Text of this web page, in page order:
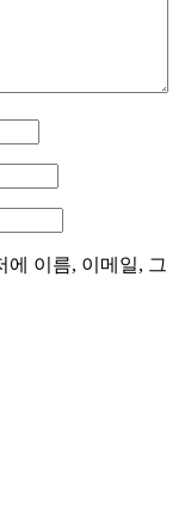
에 이름, 이메일, 그